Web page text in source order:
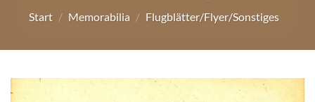
Start / Memorabilia / Flugblätter/Flyer/Sonstiges